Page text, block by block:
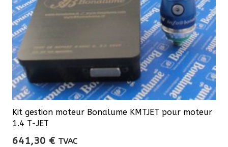
Kit gestion moteur Bonalume KMTJET pour moteur
1.4 T-JET
641,30 € TVAC